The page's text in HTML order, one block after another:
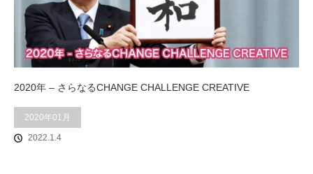
2020年 – さらなるCHANGE CHALLENGE CREATIVE
2020年01月
2022.1.4